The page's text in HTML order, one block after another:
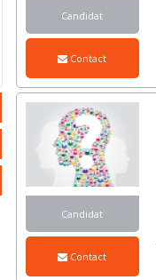
Candidat
Contact
Candidat
Contact